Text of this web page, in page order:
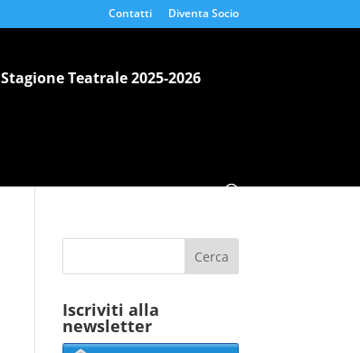
Contatti Diventa Socio
Stagione Teatrale 2025-2026
Iscriviti alla
newsletter